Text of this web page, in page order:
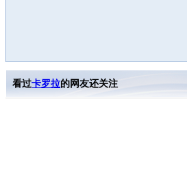
看过卡罗拉的网友还关注